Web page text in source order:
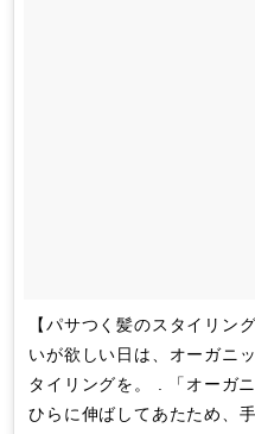
【パサつく髪のスタイリン
いが欲しい日は、オーガニ
タイリングを。 . 「オーガ
ひらに伸ばしてあたため、